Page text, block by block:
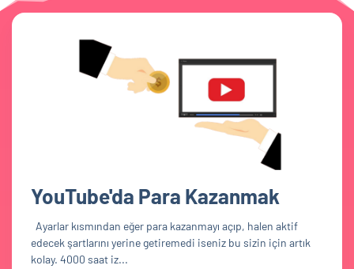
YouTube'da Para Kazanmak
Ayarlar kısmından eğer para kazanmayı açıp, halen aktif
edecek şartlarını yerine getiremedi iseniz bu sizin için artık
kolay. 4000 saat iz...